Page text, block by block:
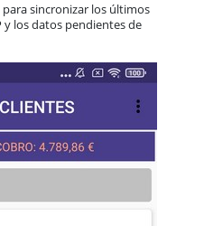
sincronizar los últimos
y los datos pendientes de